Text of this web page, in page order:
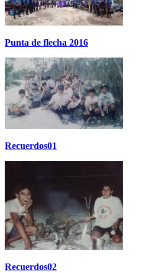
Punta de flecha 2016
Recuerdos01
Recuerdos02